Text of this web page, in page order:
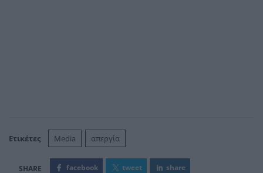
Ετικέτες Media απεργία
facebook tweet share